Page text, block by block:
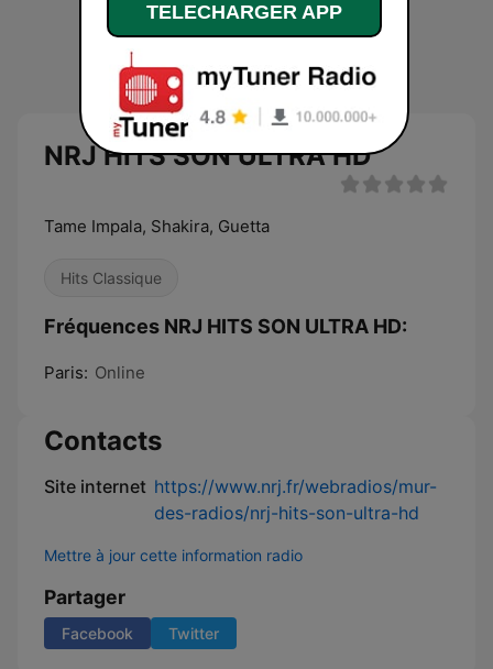
NRJ HITS SON ULTRA HD
Tame Impala, Shakira, Guetta
Hits Classique
Fréquences NRJ HITS SON ULTRA HD:
Paris: Online
Contacts
Site internet https://www.nrj.fr/webradios/mur-
des-radios/nrj-hits-son-ultra-hd
Mettre à jour cette information radio
Partager
Facebook Twitter
TELECHARGER APP